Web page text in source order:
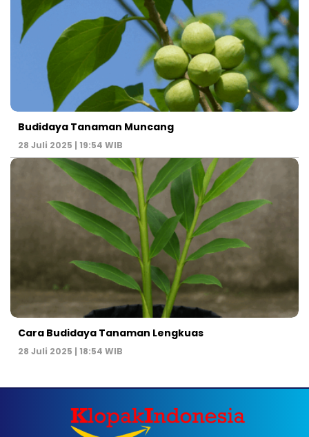
Budidaya Tanaman Muncang
28 Juli 2025 | 19:54 WIB
Cara Budidaya Tanaman Lengkuas
28 Juli 2025 | 18:54 WIB